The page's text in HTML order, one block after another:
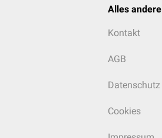
Alles andere
Kontakt
AGB
Datenschutz
Cookies